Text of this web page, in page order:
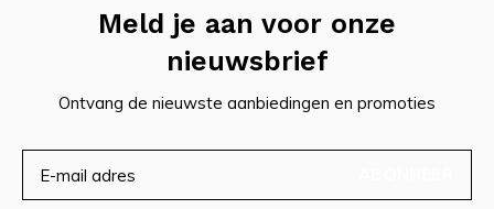
Meld je aan voor onze
nieuwsbrief
Ontvang de nieuwste aanbiedingen en promoties